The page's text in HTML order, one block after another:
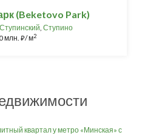
(Beketovo Park)
Ступинский, Ступино
млн. ⃏/ м2
квартал у метро «Минская» с